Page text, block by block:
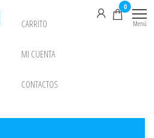
CARRITO
MI CUENTA
CONTACTOS
0
Menú